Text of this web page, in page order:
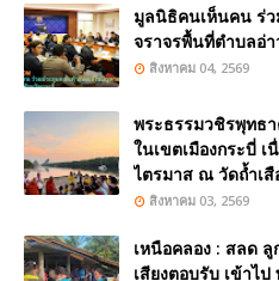
มูลนิธิคนเห็นคน ร่
จราจรพื้นที่ตำบลอ่
สิงหาคม 04, 2569
พระธรรมวชิรพุทธ
ในเขตเมืองกระบี่
ไตรมาส ณ วัดถ้ำเสื
สิงหาคม 03, 2569
เหนือคลอง : สลด
เสียงตอบรับ เข้าไ